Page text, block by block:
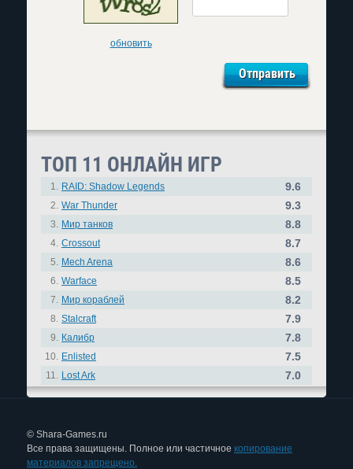
обновить
ТОП 11 ОНЛАЙН ИГР
1. RAID: Shadow Legends 9.6
2. War Thunder 9.3
3. Мир танков 8.8
4. Crossout 8.7
5. Mech Arena 8.6
6. Warface 8.5
7. Мир кораблей 8.2
8. Stalcraft 7.9
9. Калибр 7.8
10. Enlisted 7.5
11. Lost Ark 7.0
© Shara-Games.ru
Все права защищены. Полное или частичное копирование
материалов запрещено.